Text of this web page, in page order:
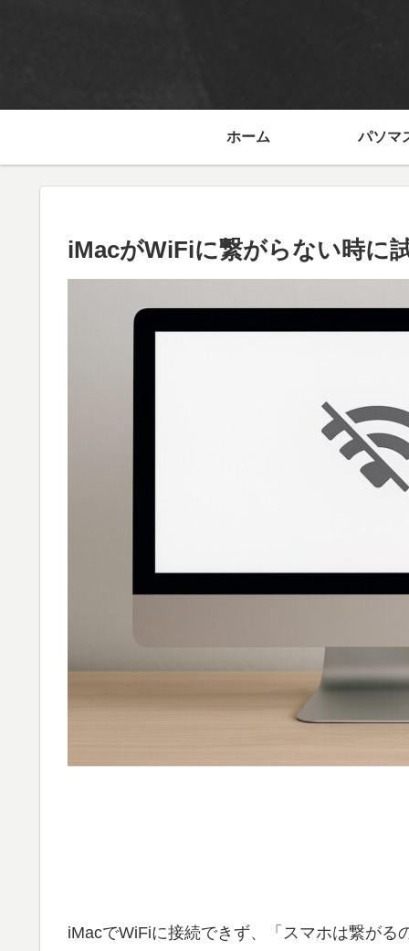
ホーム パソマ
iMacがWiFiに繋がらない時に
iMacでWiFiに接続できず、「スマホは繋が